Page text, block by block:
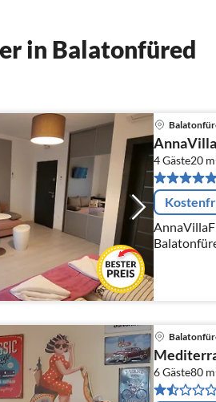
in Balatonfüred
4 Gäste20 m
6 Gäste80 m